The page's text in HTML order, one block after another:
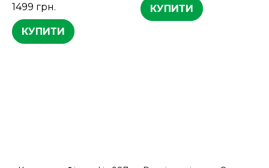
1499 грн.
КУПИТИ
КУПИТИ